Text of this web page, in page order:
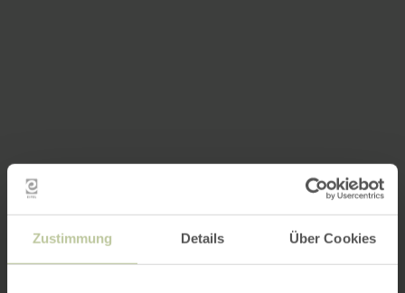
Zustimmung Details Über Cookies